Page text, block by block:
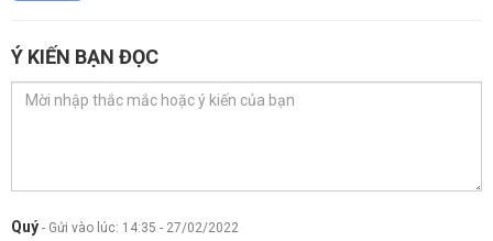
Ý KIẾN BẠN ĐỌC
Quý - Gửi vào lúc: 14:35 - 27/02/2022